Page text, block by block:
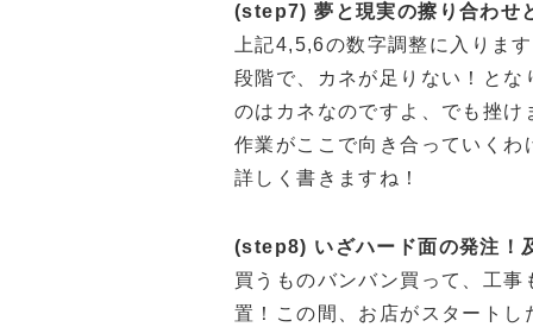
(step7) 夢と現実の擦り合わせ
上記4,5,6の数字調整に入りま
段階で、カネが足りない！と
のはカネなのですよ、でも挫
作業がここで向き合っていく
詳しく書きますね！
(step8) いざハード面の発注！
買うものバンバン買って、工
置！この間、お店がスタート